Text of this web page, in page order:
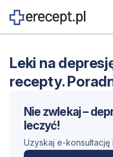
Leki na
recepty.
Nie zwlekaj –
leczyć!
Uzyskaj e-